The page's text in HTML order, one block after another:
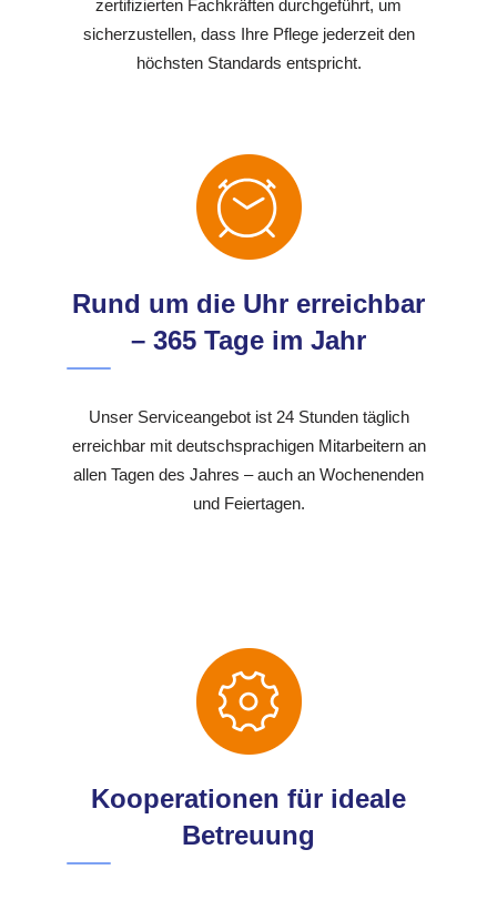
zertifizierten Fachkräften durchgeführt, um
sicherzustellen, dass Ihre Pflege jederzeit den
höchsten Standards entspricht.
Rund um die Uhr erreichbar
– 365 Tage im Jahr
Unser Serviceangebot ist 24 Stunden täglich
erreichbar mit deutschsprachigen Mitarbeitern an
allen Tagen des Jahres – auch an Wochenenden
und Feiertagen.
Kooperationen für ideale
Betreuung